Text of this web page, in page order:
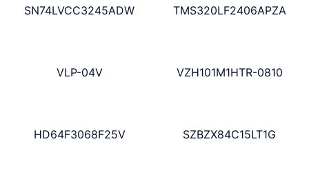
SN74LVCC3245ADW TMS320LF2406APZA
VLP-04V VZH101M1HTR-0810
HD64F3068F25V SZBZX84C15LT1G